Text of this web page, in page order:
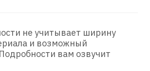
не учитывает ширину
и возможный
вам озвучит